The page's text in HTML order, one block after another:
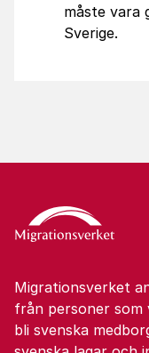
måste vara
Sverige.
Migrationsverket
från personer som
bli svenska